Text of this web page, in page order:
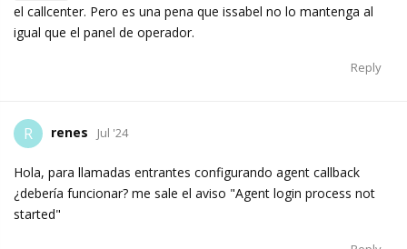
el callcenter. Pero es una pena que issabel no lo mantenga al
igual que el panel de operador.
Reply
R renes Jul '24
Hola, para llamadas entrantes configurando agent callback
¿debería funcionar? me sale el aviso "Agent login process not
started"